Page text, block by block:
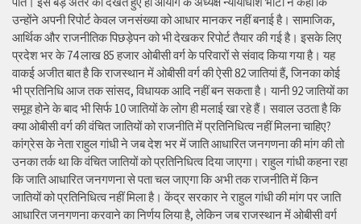
उन्होंने अपनी रिपोर्ट केवल जनसंख्या को आधार मानकर नहीं बनाई है। सामाजिक,
आर्थिक और राजनीतिक पिछड़ेपन को भी देखकर रिपोर्ट तैयार की गई है। इसके लिए
प्रदेश भर के 74 लाख 85 हजार ओबीसी वर्ग के परिवारों से संवाद किया गया है। यह
वाकई अजीत बात है कि राजस्थान में ओबीसी वर्ग की ऐसी 82 जातियां हैं, जिनका कोई
भी प्रतिनिधि आज तक सांसद, विधायक आदि नहीं बन सकता है। यानी 92 जातियों का
समूह होने के बाद भी सिर्फ 10 जातियों के लोग ही मलाई खा रहे हैं। सवाल उठता है कि
क्या ओबीसी वर्ग की वंचित जातियों को राजनीति में प्रतिनिधित्व नहीं मिलना चाहिए?
कांग्रेस के नेता राहुल गांधी ने जब देश भर में जाति आधारित जनगणना की मांग की तो
उनका तर्क था कि वंचित जातियों को प्रतिनिधित्व दिया जाएगा। राहुल गांधी कहना रहा
कि जाति आधारित जनगणना से पता चल जाएगा कि अभी तक राजनीति में किन
जातियों को प्रतिनिधित्व नहीं मिला है। केंद्र सरकार ने राहुल गांधी की मांग पर जाति
आधारित जनगणना करवाने का निर्णय लिया है, लेकिन जब राजस्थान में ओबीसी वर्ग